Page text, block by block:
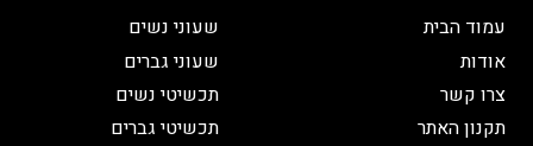
עמוד הבית
אודות
צרו קשר
תקנון האתר
שעוני נשים
שעוני גברים
תכשיטי נשים
תכשיטי גברים